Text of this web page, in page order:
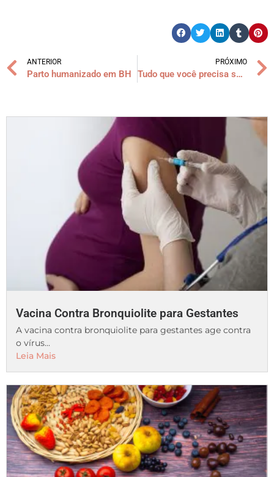
ANTERIOR
Parto humanizado em BH
PRÓXIMO
Tudo que você precisa saber sobre: Diabetes Gestacional
Vacina Contra Bronquiolite para Gestantes
A vacina contra bronquiolite para gestantes age contra
o vírus...
Leia Mais